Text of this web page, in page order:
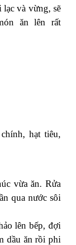
và vừng, sẽ
ăn lên rất
hạt tiêu,
vừa ăn. Rửa
qua nước sôi
lên bếp, đợi
dầu ăn rồi phi